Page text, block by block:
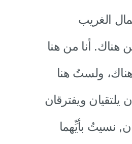
هناك. أنا من هنا
نسيتُ بأيِّهما